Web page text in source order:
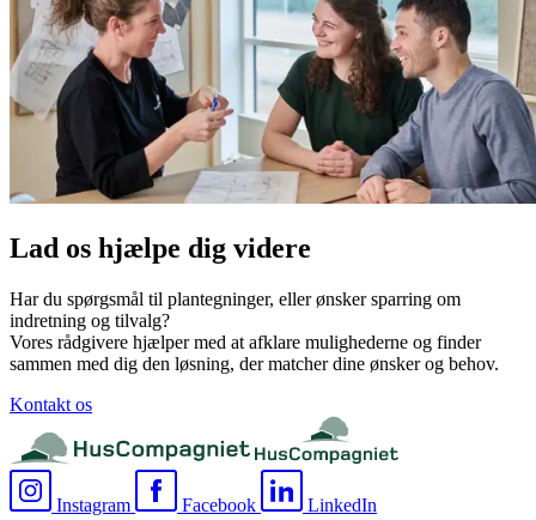
Lad os hjælpe dig videre
Har du spørgsmål til plantegninger, eller ønsker sparring om
indretning og tilvalg?
Vores rådgivere hjælper med at afklare mulighederne og finder
sammen med dig den løsning, der matcher dine ønsker og behov.
Kontakt os
Instagram Facebook LinkedIn